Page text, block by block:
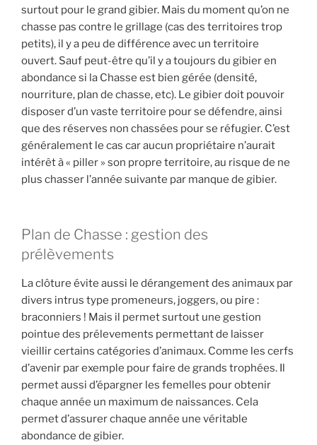
surtout pour le grand gibier. Mais du moment qu’on ne
chasse pas contre le grillage (cas des territoires trop
petits), il y a peu de différence avec un territoire
ouvert. Sauf peut-être qu’il y a toujours du gibier en
abondance si la Chasse est bien gérée (densité,
nourriture, plan de chasse, etc). Le gibier doit pouvoir
disposer d’un vaste territoire pour se défendre, ainsi
que des réserves non chassées pour se réfugier. C’est
généralement le cas car aucun propriétaire n’aurait
intérêt à « piller » son propre territoire, au risque de ne
plus chasser l’année suivante par manque de gibier.
Plan de Chasse : gestion des
prélèvements
La clôture évite aussi le dérangement des animaux par
divers intrus type promeneurs, joggers, ou pire :
braconniers ! Mais il permet surtout une gestion
pointue des prélevements permettant de laisser
vieillir certains catégories d’animaux. Comme les cerfs
d’avenir par exemple pour faire de grands trophées. Il
permet aussi d’épargner les femelles pour obtenir
chaque année un maximum de naissances. Cela
permet d’assurer chaque année une véritable
abondance de gibier.